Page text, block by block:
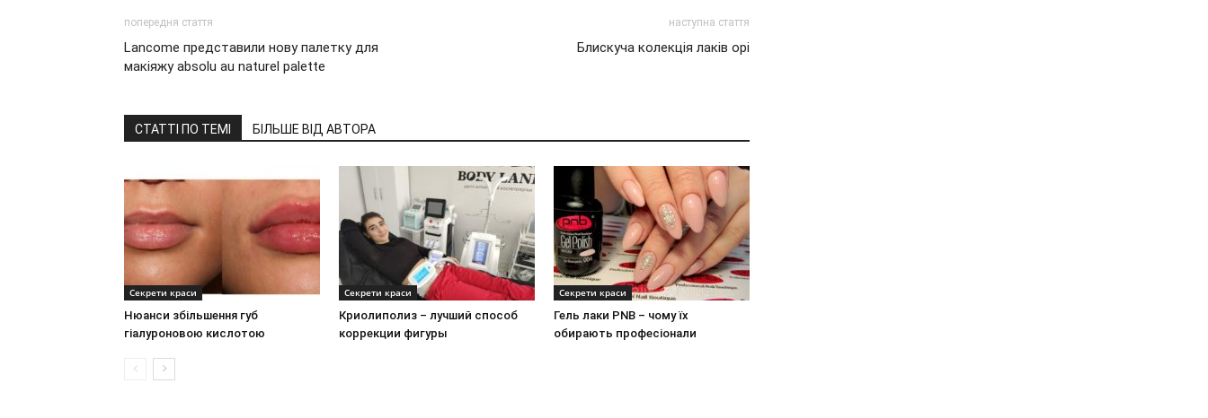
попередня стаття
Lancome представили нову палетку для
макіяжу absolu au naturel palette
наступна стаття
Блискуча колекція лаків opi
СТАТТІ ПО ТЕМІ БІЛЬШЕ ВІД АВТОРА
Секрети краси
Нюанси збільшення губ
гіалуроновою кислотою
Секрети краси
Криолиполиз – лучший способ
коррекции фигуры
Секрети краси
Гель лаки PNB – чому їх
обирають професіонали